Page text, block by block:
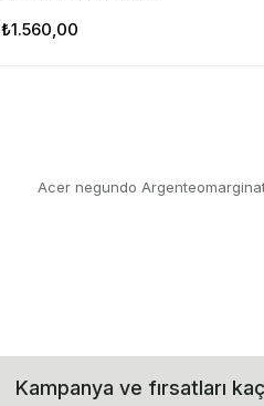
₺1.560,00
Acer negundo
Kampanya ve fırsatları